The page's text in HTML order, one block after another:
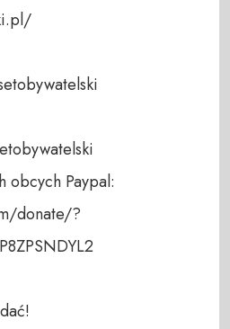
obcych Paypal:
donate/?